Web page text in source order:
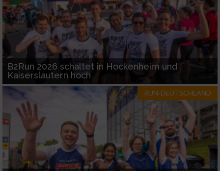
B2Run 2026 schaltet in Hockenheim und
Kaiserslautern hoch
RUN-DEUTSCHLAND